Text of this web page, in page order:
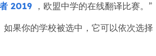
2019 ，欧盟中学的在线翻译比赛。”
果你的学校被选中，它可以依次选择